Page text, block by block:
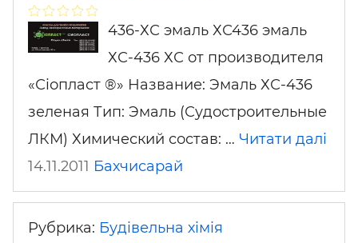
436-ХС эмаль ХС436 эмаль
ХС-436 ХС от производителя
«Сіопласт ®» Название: Эмаль ХС-436
зеленая Тип: Эмаль (Судостроительные
ЛКМ) Химический состав: … Читати далі
14.11.2011 Бахчисарай
Рубрика: Будівельна хімія